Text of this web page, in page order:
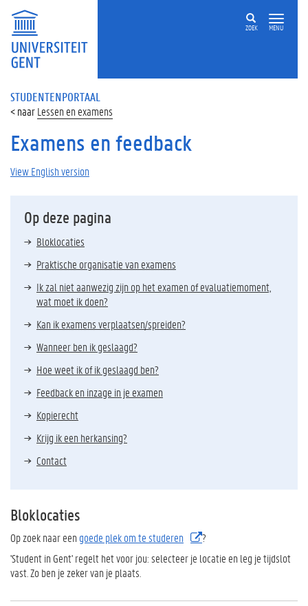
ZOEK MENU
STUDENTENPORTAAL
Lessen en examens
Examens en feedback
View English version
Op deze pagina
Bloklocaties
Praktische organisatie van examens
Ik zal niet aanwezig zijn op het examen of evaluatiemoment,
wat moet ik doen?
Kan ik examens verplaatsen/spreiden?
Wanneer ben ik geslaagd?
Hoe weet ik of ik geslaagd ben?
Feedback en inzage in je examen
Kopierecht
Krijg ik een herkansing?
Contact
Bloklocaties
Op zoek naar een goede plek om te studeren
?
'Student in Gent' regelt het voor jou: selecteer je locatie en leg je tijdslot
vast. Zo ben je zeker van je plaats.